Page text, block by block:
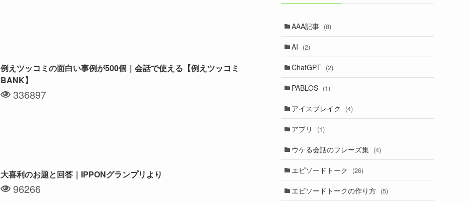
例えツッコミの面白い事例が500個｜会話で使える【例えツッコミ
BANK】
336897
大喜利のお題と回答｜IPPONグランプリより
96266
AAA記事 (8)
AI (2)
ChatGPT (2)
PABLOS (1)
アイスブレイク (4)
アプリ (1)
ウケる会話のフレーズ集 (4)
エピソードトーク (26)
エピソードトークの作り方 (5)